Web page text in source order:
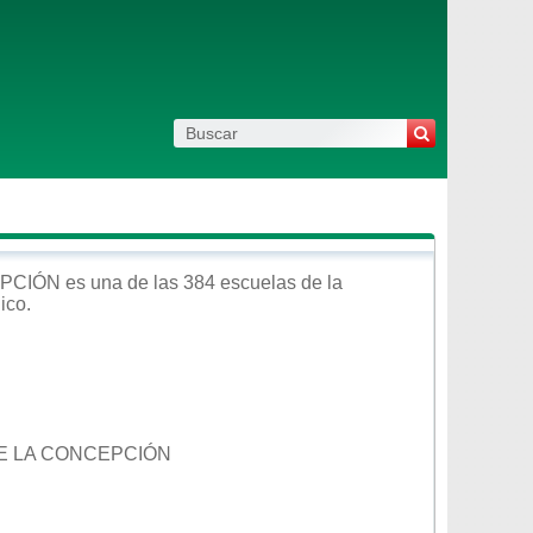
es una de las 384 escuelas de la
.
LA CONCEPCIÓN